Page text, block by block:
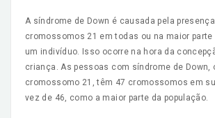
A síndrome de Down é causada pela
cromossomos 21 em todas ou na maior
um indivíduo. Isso ocorre na hora da
criança. As pessoas com síndrome de Down,
cromossomo 21, têm 47 cromossomos em
vez de 46, como a maior parte da população.